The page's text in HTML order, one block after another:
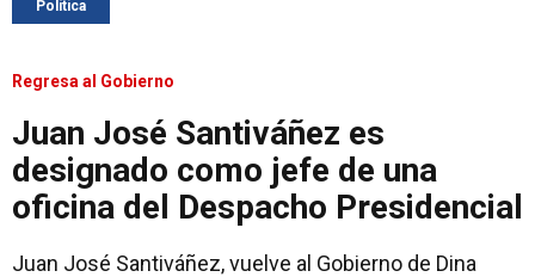
Política
Regresa al Gobierno
Juan José Santiváñez es
designado como jefe de una
oficina del Despacho Presidencial
Juan José Santiváñez, vuelve al Gobierno de Dina